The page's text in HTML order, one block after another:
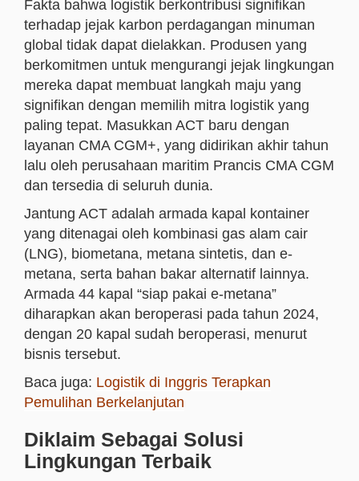
Fakta bahwa logistik berkontribusi signifikan
terhadap jejak karbon perdagangan minuman
global tidak dapat dielakkan. Produsen yang
berkomitmen untuk mengurangi jejak lingkungan
mereka dapat membuat langkah maju yang
signifikan dengan memilih mitra logistik yang
paling tepat. Masukkan ACT baru dengan
layanan CMA CGM+, yang didirikan akhir tahun
lalu oleh perusahaan maritim Prancis CMA CGM
dan tersedia di seluruh dunia.
Jantung ACT adalah armada kapal kontainer
yang ditenagai oleh kombinasi gas alam cair
(LNG), biometana, metana sintetis, dan e-
metana, serta bahan bakar alternatif lainnya.
Armada 44 kapal “siap pakai e-metana”
diharapkan akan beroperasi pada tahun 2024,
dengan 20 kapal sudah beroperasi, menurut
bisnis tersebut.
Baca juga: Logistik di Inggris Terapkan
Pemulihan Berkelanjutan
Diklaim Sebagai Solusi
Lingkungan Terbaik